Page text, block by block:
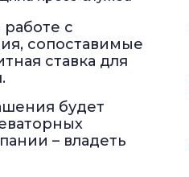
с
сопоставимые
ставка для
будет
– владеть